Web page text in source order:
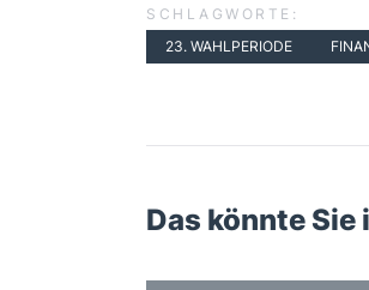
SCHLAGWORTE:
23. WAHLPERIODE
Das könnte